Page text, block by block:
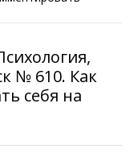
№ 610. Как
себя на